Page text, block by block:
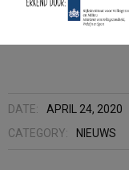
Gaaf voor…
DATE: APRIL 24, 2020
CATEGORY:
NIEUWS